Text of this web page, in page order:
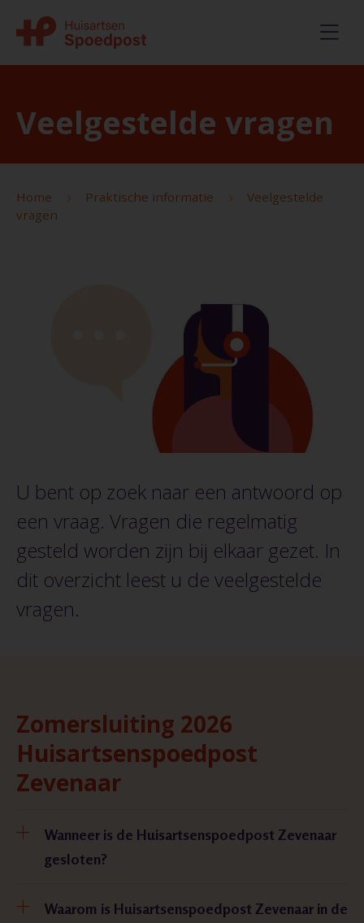
Veelgestelde vragen
Home Praktische informatie
Veelgestelde
vragen
U bent op zoek naar een antwoord op
een vraag. Vragen die regelmatig
gesteld worden zijn bij elkaar gezet. In
dit overzicht leest u de veelgestelde
vragen.
Zomersluiting 2026
Huisartsenspoedpost
Zevenaar
Wanneer is de Huisartsenspoedpost Zevenaar
gesloten?
Waarom is Huisartsenspoedpost Zevenaar in de